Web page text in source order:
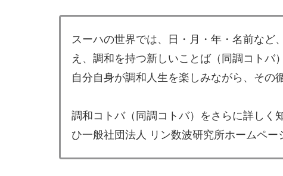
スーハの世界では、日・月・年・名前など
え、調和を持つ新しいことば（同調コト
自分自身が調和人生を楽しみながら、その
調和コトバ（同調コトバ）をさらに詳しく
ひ一般社団法人 リン数波研究所ホームペー